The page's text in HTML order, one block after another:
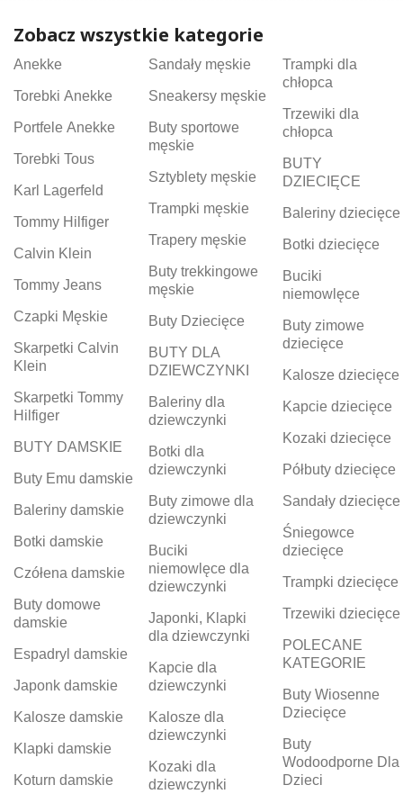
Zobacz wszystkie kategorie
Anekke
Torebki Anekke
Portfele Anekke
Torebki Tous
Karl Lagerfeld
Tommy Hilfiger
Calvin Klein
Tommy Jeans
Czapki Męskie
Skarpetki Calvin
Klein
Skarpetki Tommy
Hilfiger
BUTY DAMSKIE
Buty Emu damskie
Baleriny damskie
Botki damskie
Czółena damskie
Buty domowe
damskie
Espadryl damskie
Japonk damskie
Kalosze damskie
Klapki damskie
Koturn damskie
Sandały męskie
Sneakersy męskie
Buty sportowe
męskie
Sztyblety męskie
Trampki męskie
Trapery męskie
Buty trekkingowe
męskie
Buty Dziecięce
BUTY DLA
DZIEWCZYNKI
Baleriny dla
dziewczynki
Botki dla
dziewczynki
Buty zimowe dla
dziewczynki
Buciki
niemowlęce dla
dziewczynki
Japonki, Klapki
dla dziewczynki
Kapcie dla
dziewczynki
Kalosze dla
dziewczynki
Kozaki dla
dziewczynki
Trampki dla
chłopca
Trzewiki dla
chłopca
BUTY
DZIECIĘCE
Baleriny dziecięce
Botki dziecięce
Buciki
niemowlęce
Buty zimowe
dziecięce
Kalosze dziecięce
Kapcie dziecięce
Kozaki dziecięce
Półbuty dziecięce
Sandały dziecięce
Śniegowce
dziecięce
Trampki dziecięce
Trzewiki dziecięce
POLECANE
KATEGORIE
Buty Wiosenne
Dziecięce
Buty
Wodoodporne Dla
Dzieci